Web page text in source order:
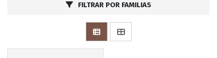
FILTRAR POR FAMILIAS